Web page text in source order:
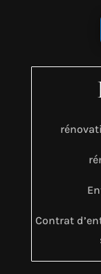
Contrat